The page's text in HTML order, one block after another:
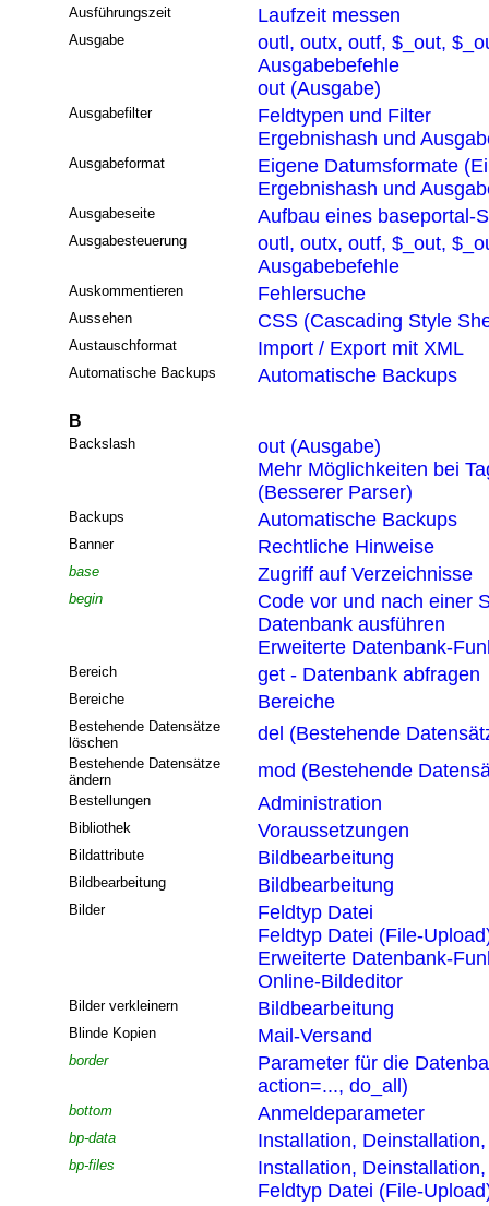
Ausführungszeit Laufzeit messen
Ausgabe
outl, outx, outf, $_out,
Ausgabebefehle
out (Ausgabe)
Ausgabefilter
Feldtypen und Filter
Ergebnishash und
Ausgabeformat
Eigene Datumsformate
Ergebnishash und
Ausgabeseite Aufbau eines baseportal-
Ausgabesteuerung
outl, outx, outf, $_out,
Ausgabebefehle
Auskommentieren Fehlersuche
Aussehen CSS (Cascading Style
Austauschformat Import / Export mit XML
Automatische Backups Automatische Backups
B
Backslash
out (Ausgabe)
Mehr Möglichkeiten bei
(Besserer Parser)
Backups Automatische Backups
Banner Rechtliche Hinweise
base Zugriff auf Verzeichnisse
begin
Code vor und nach einer
Datenbank ausführen
Erweiterte Datenbank-
Bereich get - Datenbank abfragen
Bereiche Bereiche
Bestehende Datensätze
löschen
del (Bestehende
Bestehende Datensätze
ändern
mod (Bestehende
Bestellungen Administration
Bibliothek Voraussetzungen
Bildattribute Bildbearbeitung
Bildbearbeitung Bildbearbeitung
Bilder
Feldtyp Datei
Feldtyp Datei (File-
Erweiterte Datenbank-
Online-Bildeditor
Bilder verkleinern Bildbearbeitung
Blinde Kopien Mail-Versand
border
Parameter für die
action=..., do_all)
bottom Anmeldeparameter
bp-data Installation,
bp-files
Installation,
Feldtyp Datei (File-